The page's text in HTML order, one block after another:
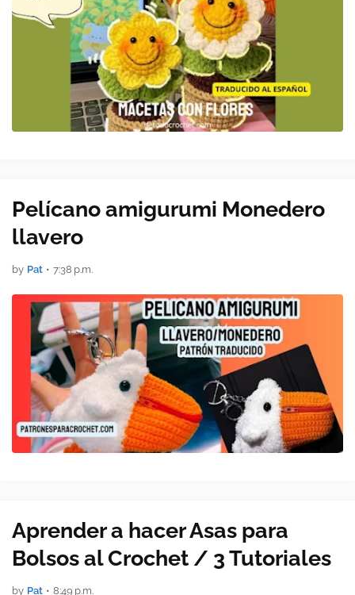
Pelícano amigurumi Monedero
llavero
by Pat • 7:38 p.m.
Aprender a hacer Asas para
Bolsos al Crochet / 3 Tutoriales
by Pat • 8:49 p.m.